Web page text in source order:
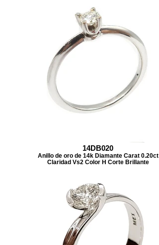
14DB020
Anillo de oro de 14k Diamante Carat 0.20ct
Claridad Vs2 Color H Corte Brillante